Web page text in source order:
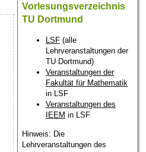
Vorlesungsverzeichnis
TU Dortmund
LSF(alle
Lehrveranstaltungen der
TU Dortmund)
Veranstaltungen der
Fakultät für Mathematik
in LSF
Veranstaltungen des
IEEM in LSF
Hinweis: Die
Lehrveranstaltungen des